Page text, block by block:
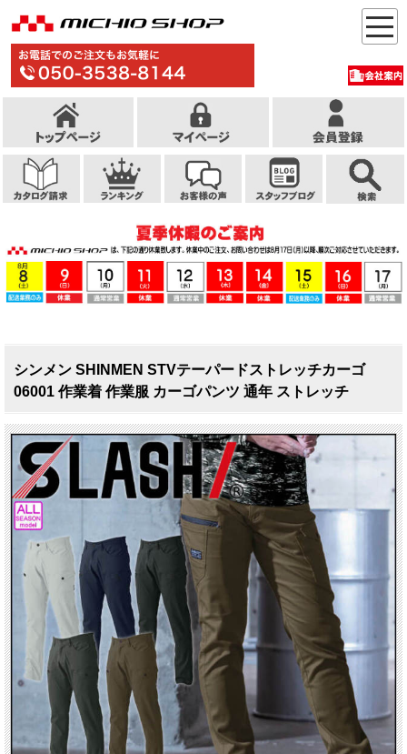
シンメン SHINMEN STVテーパードストレッチカーゴ
06001 作業着 作業服 カーゴパンツ 通年 ストレッチ